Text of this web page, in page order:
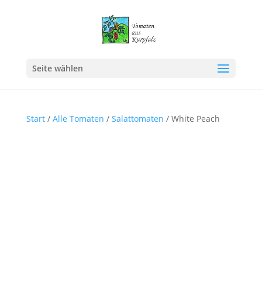
Seite wählen
Start/ Alle Tomaten / Salattomaten / White Peach